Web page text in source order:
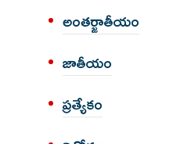
అంత‌ర్జాతీయం
జాతీయం
ప్రత్యేకం